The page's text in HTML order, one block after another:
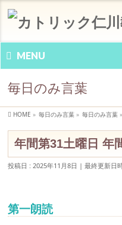
MENU
毎日のみ言葉
HOME » 毎日のみ言葉 » 毎日のみ言葉 »
年間第31土曜日 年
投稿日 : 2025年11月8日 最終更新日
第一朗読